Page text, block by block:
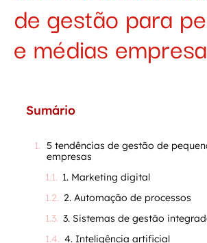
de gestão para
e médias
Sumário
5 tendências de gestão de
empresas
1. Marketing digital
2. Automação de processos
3. Sistemas de gestão
4. Inteligência artificial